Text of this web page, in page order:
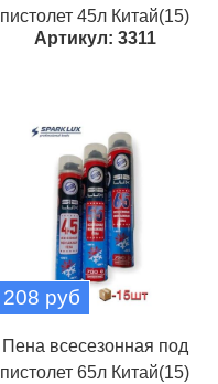
пистолет 45л Китай(15)
Артикул: 3311
208 руб
Пена всесезонная под
пистолет 65л Китай(15)